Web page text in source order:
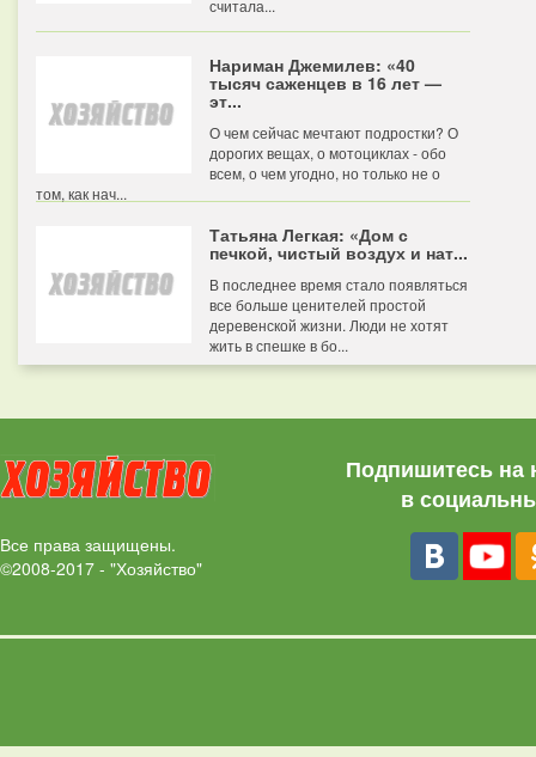
считала...
Нариман Джемилев: «40
тысяч саженцев в 16 лет —
эт...
О чем сейчас мечтают подростки? О
дорогих вещах, о мотоциклах - обо
всем, о чем угодно, но только не о
том, как нач...
Татьяна Легкая: «Дом с
печкой, чистый воздух и нат...
В последнее время стало появляться
все больше ценителей простой
деревенской жизни. Люди не хотят
жить в спешке в бо...
Все права защищены.
©2008-2017 - "Хозяйство"
Подпишитесь на
в